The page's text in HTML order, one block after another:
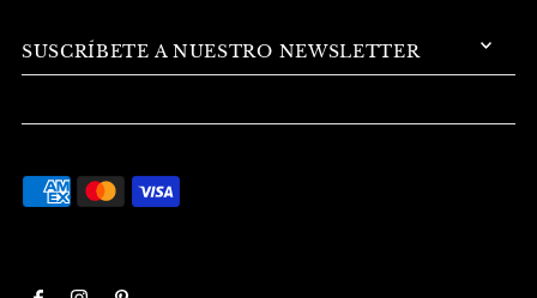
SUSCRÍBETE A NUESTRO NEWSLETTER